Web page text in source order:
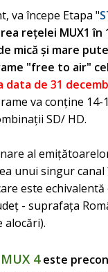
va începe Etapa "
reţelei MUX1 în
mică şi mare
"free to air"
data de 31
va conţine
SD/ HD.
al
unui singur canal
este
- suprafaţa
alocări).
4este